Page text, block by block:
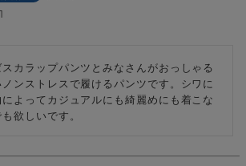
カラップパンツとみなさんがおっしゃる
ンストレスで履けるパンツです。シワに
よってカジュアルにも綺麗めにも着こな
欲しいです。